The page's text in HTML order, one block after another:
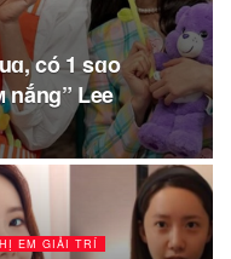
có 1 sɑo
nắng” Lee
EM GIẢI TRÍ